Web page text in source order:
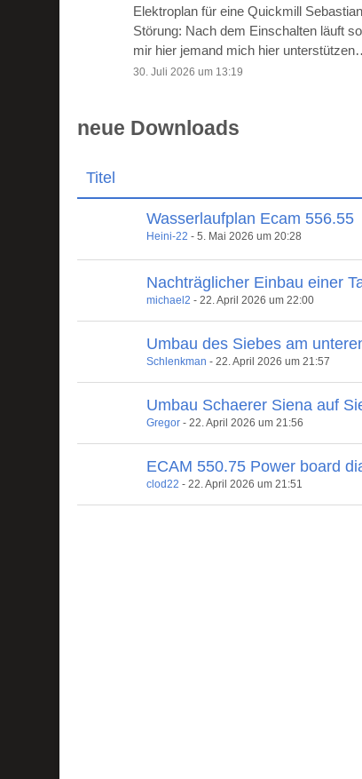
Elektroplan für eine Quickmill
Störung: Nach dem Einschalten läuft
mir hier jemand mich hier
30. Juli 2026 um 13:19
neue Downloads
Titel
Wasserlaufplan Ecam 556.55
Heini-22 -5. Mai 2026 um 20:28
Nachträglicher Einbau einer
michael2 -22. April 2026 um 22:00
Umbau des Siebes am
Schlenkman -22. April 2026 um 21:57
Umbau Schaerer Siena auf
Gregor -22. April 2026 um 21:56
ECAM 550.75 Power board
clod22 -22. April 2026 um 21:51